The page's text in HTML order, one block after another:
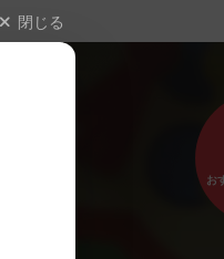
閉じる
お